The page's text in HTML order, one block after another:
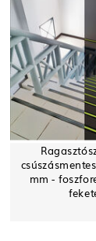
mm -